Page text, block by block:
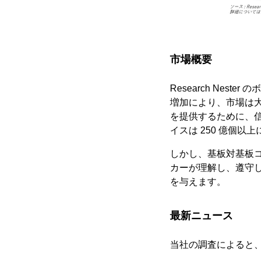
市場概要
Research Nester の
増加により、市場は
を提供するために、
イスは 250 億個以上
しかし、基板対基板
カーが理解し、遵守
を与えます。
最新ニュース
当社の調査によると